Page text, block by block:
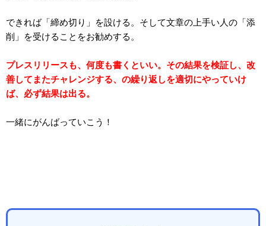
できれば「締め切り」を設ける。そして文章の上手い人の「添
削」を受けることをお勧めする。
プレスリリースも、何度も書くといい。その結果を検証し、改
善してまたチャレンジする、の繰り返しを適切にやっていけ
ば、必ず結果は出る。
一緒にがんばっていこう！